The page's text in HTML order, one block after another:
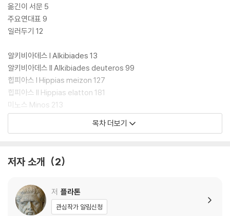
옮긴이 서문 5
주요연대표 9
일러두기 12
알키비아데스 I Alkibiades 13
알키비아데스 II Alkibiades deuteros 99
힙피아스 I Hippias meizon 127
힙피아스 II Hippias elatton 181
미노스 Minos 213
에피노미스 Epinomis 237
연인들 Erastai 329
용어 해설 Horoi 451
위작들 Notheuomenoi 467
목차 더보기
저자 소개 2
저 플라톤
관심작가 알림신청